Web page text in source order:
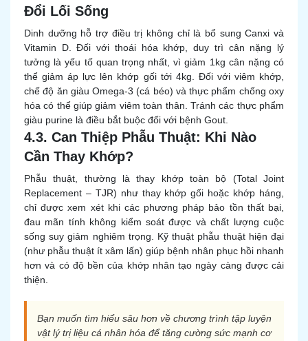
Đổi Lối Sống
Dinh dưỡng hỗ trợ điều trị không chỉ là bổ sung Canxi và
Vitamin D. Đối với thoái hóa khớp, duy trì cân nặng lý
tưởng là yếu tố quan trọng nhất, vì giảm 1kg cân nặng có
thể giảm áp lực lên khớp gối tới 4kg. Đối với viêm khớp,
chế độ ăn giàu Omega-3 (cá béo) và thực phẩm chống oxy
hóa có thể giúp giảm viêm toàn thân. Tránh các thực phẩm
giàu purine là điều bắt buộc đối với bệnh Gout.
4.3. Can Thiệp Phẫu Thuật: Khi Nào
Cần Thay Khớp?
Phẫu thuật, thường là thay khớp toàn bộ (Total Joint
Replacement – TJR) như thay khớp gối hoặc khớp háng,
chỉ được xem xét khi các phương pháp bảo tồn thất bại,
đau mãn tính không kiểm soát được và chất lượng cuộc
sống suy giảm nghiêm trọng. Kỹ thuật phẫu thuật hiện đại
(như phẫu thuật ít xâm lấn) giúp bệnh nhân phục hồi nhanh
hơn và có độ bền của khớp nhân tạo ngày càng được cải
thiện.
Bạn muốn tìm hiểu sâu hơn về chương trình tập luyện
vật lý trị liệu cá nhân hóa để tăng cường sức mạnh cơ